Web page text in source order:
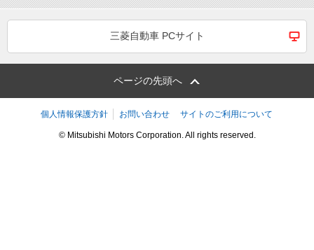
三菱自動車 PCサイト
ページの先頭へ
個人情報保護方針 お問い合わせ サイトのご利用について
© Mitsubishi Motors Corporation. All rights reserved.